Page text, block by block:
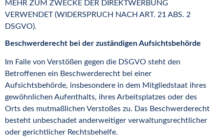
MEHR ZUM ZWECKE DER DIREKTWERBUNG
VERWENDET (WIDERSPRUCH NACH ART. 21 ABS. 2
DSGVO).
Beschwerde­recht bei der zuständigen Aufsichts­behörde
Im Falle von Verstößen gegen die DSGVO steht den
Betroffenen ein Beschwerderecht bei einer
Aufsichtsbehörde, insbesondere in dem Mitgliedstaat ihres
gewöhnlichen Aufenthalts, ihres Arbeitsplatzes oder des
Orts des mutmaßlichen Verstoßes zu. Das Beschwerderecht
besteht unbeschadet anderweitiger verwaltungsrechtlicher
oder gerichtlicher Rechtsbehelfe.